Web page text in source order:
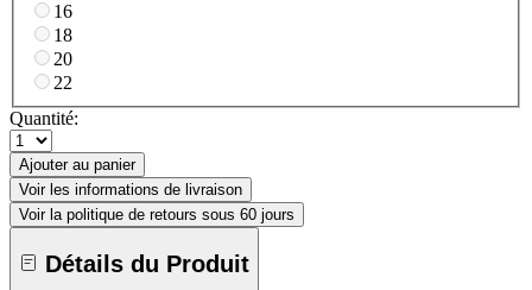
16
18
20
22
Quantité:
Ajouter au panier
Voir les informations de livraison
Voir la politique de retours sous 60 jours
Détails du Produit